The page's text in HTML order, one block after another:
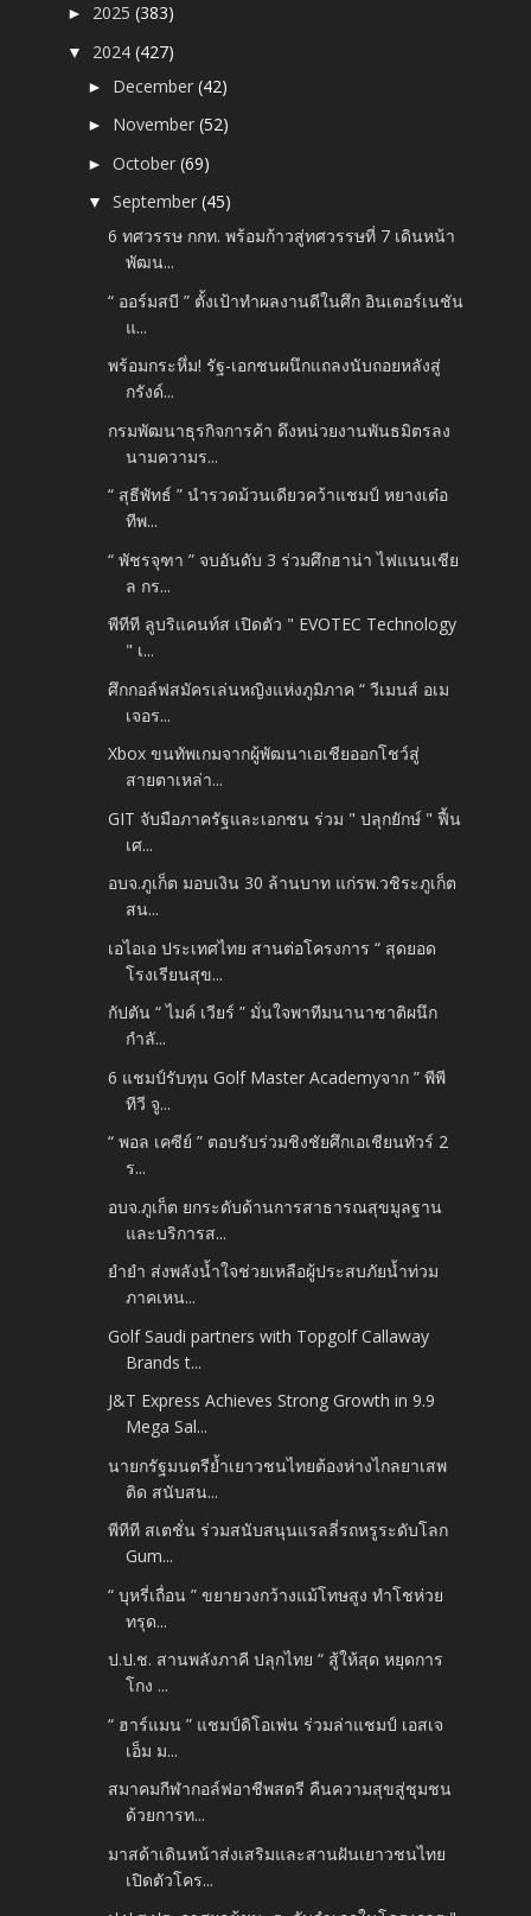
► 2025(383)
▼ 2024(427)
► December(42)
► November(52)
►October(69)
▼September(45)
6 ทศวรรษ กกท. พร้อมก้าวสู่ทศวรรษที่ 7 เดินหน้า
พัฒน...
“ ออร์มสบี ” ตั้งเป้าทำผลงานดีในศึก อินเตอร์เนชัน
แ...
พร้อมกระหึ่ม! รัฐ-เอกชนผนึกแถลงนับถอยหลังสู่
กรังด์...
กรมพัฒนาธุรกิจการค้า ดึงหน่วยงานพันธมิตรลง
นามความร...
“ สุธีพัทธ์ ” นำรวดม้วนเดียวคว้าแชมป์ หยางเต๋อ
ทีพ...
“ พัชรจุฑา ” จบอันดับ 3 ร่วมศึกฮาน่า ไฟแนนเชีย
ล กร...
พีทีที ลูบริแคนท์ส เปิดตัว " EVOTEC Technology
" เ...
ศึกกอล์ฟสมัครเล่นหญิงแห่งภูมิภาค “ วีเมนส์ อเม
เจอร...
Xbox ขนทัพเกมจากผู้พัฒนาเอเชียออกโชว์สู่
สายตาเหล่า...
GIT จับมือภาครัฐและเอกชน ร่วม " ปลุกยักษ์ " ฟื้น
เศ...
อบจ.ภูเก็ต มอบเงิน 30 ล้านบาท แก่รพ.วชิระภูเก็ต
สน...
เอไอเอ ประเทศไทย สานต่อโครงการ “ สุดยอด
โรงเรียนสุข...
กัปตัน “ ไมค์ เวียร์ ” มั่นใจพาทีมนานาชาติผนึก
กำลั...
6 แชมป์รับทุน Golf Master Academyจาก ” พีพี
ทีวี จู...
“ พอล เคซีย์ ” ตอบรับร่วมชิงชัยศึกเอเชียนทัวร์ 2
ร...
อบจ.ภูเก็ต ยกระดับด้านการสาธารณสุขมูลฐาน
และบริการส...
ยำยำ ส่งพลังน้ำใจช่วยเหลือผู้ประสบภัยน้ำท่วม
ภาคเหน...
Golf Saudi partners with Topgolf Callaway
Brands t...
J&T Express Achieves Strong Growth in 9.9
Mega Sal...
นายกรัฐมนตรีย้ำเยาวชนไทยต้องห่างไกลยาเสพ
ติด สนับสน...
พีทีที สเตชั่น ร่วมสนับสนุนแรลลี่รถหรูระดับโลก
Gum...
“ บุหรี่เถื่อน ” ขยายวงกว้างแม้โทษสูง ทำโชห่วย
ทรุด...
ป.ป.ช. สานพลังภาคี ปลุกไทย “ สู้ให้สุด หยุดการ
โกง ...
“ ฮาร์แมน ” แชมป์ดิโอเพ่น ร่วมล่าแชมป์ เอสเจ
เอ็ม ม...
สมาคมกีฬากอล์ฟอาชีพสตรี คืนความสุขสู่ชุมชน
ด้วยการท...
มาสด้าเดินหน้าส่งเสริมและสานฝันเยาวชนไทย
เปิดตัวโคร...